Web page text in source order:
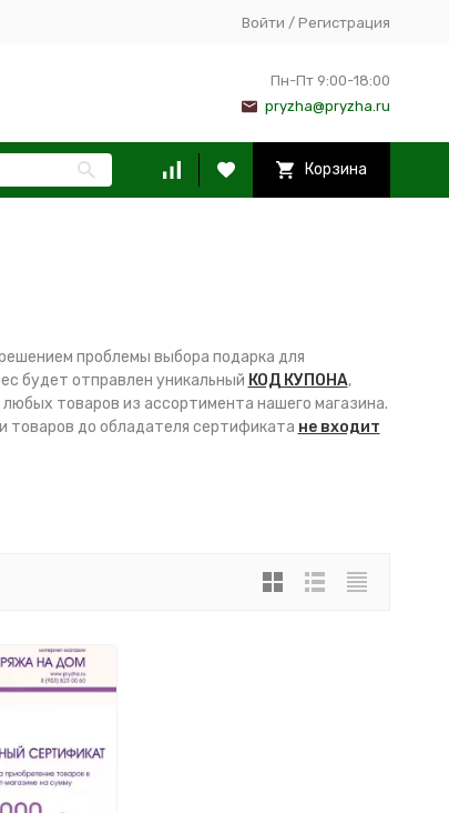
Войти / Регистрация
Пн-Пт 9:00-18:00
pryzha@pryzha.ru
Корзина
проблемы выбора подарка для
будет отправлен уникальный КОД КУПОНА,
любых товаров из ассортимента нашего магазина.
товаров до обладателя сертификата не входит